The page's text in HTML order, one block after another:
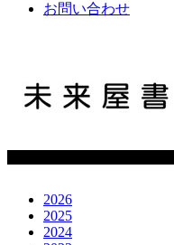
お問い合わせ
2026
2025
2024